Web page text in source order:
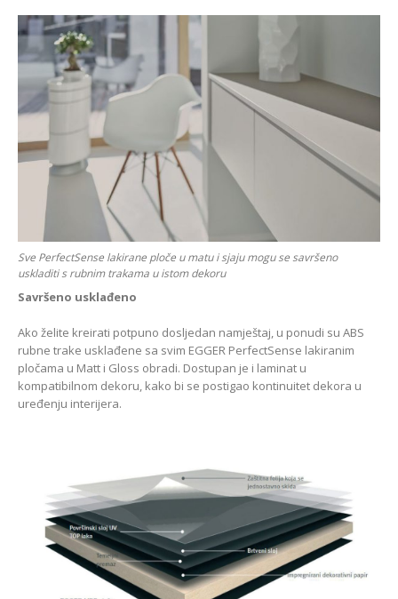
Sve PerfectSense lakirane ploče u matu i sjaju mogu se savršeno
uskladiti s rubnim trakama u istom dekoru
Savršeno usklađeno
Ako želite kreirati potpuno dosljedan namještaj, u ponudi su ABS
rubne trake usklađene sa svim EGGER PerfectSense lakiranim
pločama u Matt i Gloss obradi. Dostupan je i laminat u
kompatibilnom dekoru, kako bi se postigao kontinuitet dekora u
uređenju interijera.